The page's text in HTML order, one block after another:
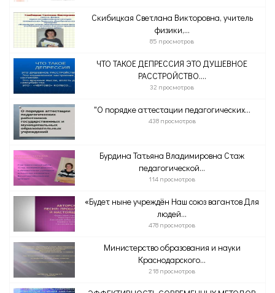
Скибицкая Светлана Викторовна, учитель
физики,...
85 просмотров
ЧТО ТАКОЕ ДЕПРЕССИЯ ЭТО ДУШЕВНОЕ
РАССТРОЙСТВО....
32 просмотров
"О порядке аттестации педагогических...
438 просмотров
Бурдина Татьяна Владимировна Стаж
педагогической...
114 просмотров
«Будет ныне учреждён Наш союз вагантов Для
людей...
478 просмотров
Министерство образования и науки
Краснодарского...
218 просмотров